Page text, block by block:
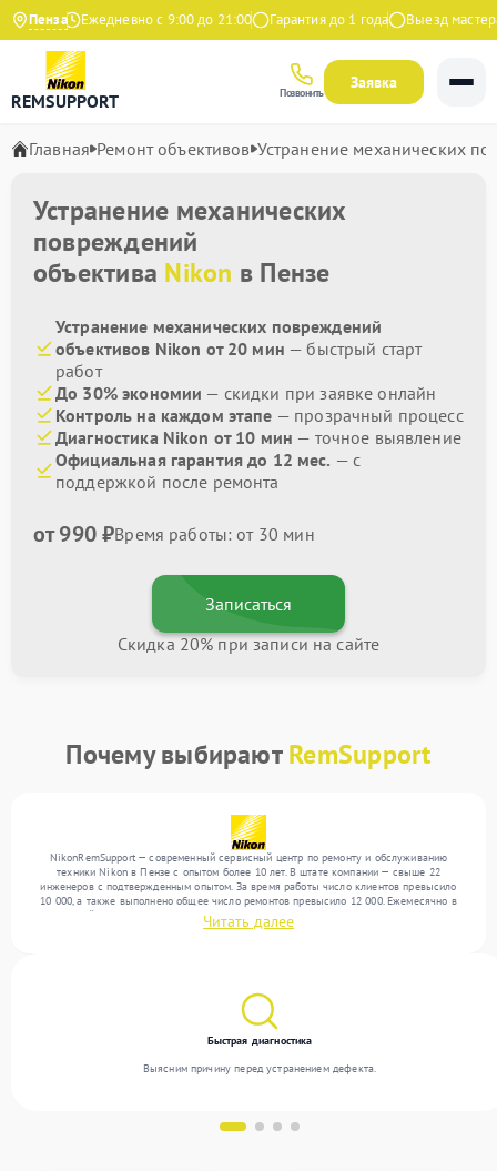
ПензаЕжедневно с 9:00 до 21:00 Гарантия до 1 года Выезд мастера
REMSUPPORT Позвонить
Заявка
Главная Ремонт объективов Устранение механических
Устранение механических
повреждений
объектива Nikon в Пензе
Устранение механических повреждений
объективов Nikon от 20 мин — быстрый старт
работ
До 30% экономии — скидки при заявке онлайн
Контроль на каждом этапе — прозрачный процесс
Диагностика Nikon от 10 мин — точное выявление
Официальная гарантия до 12 мес. — с
поддержкой после ремонта
от 990 ₽Время работы: от 30 мин
Записаться
Скидка 20% при записи на сайте
Почему выбираютRemSupport
NikonRemSupport — современный сервисный центр по ремонту и обслуживанию
техники Nikon в Пензе с опытом более 10 лет. В штате компании — свыше 22
инженеров с подтвержденным опытом. За время работы число клиентов превысило
10 000, а также выполнено общее число ремонтов превысило 12 000. Ежемесячно в
сервисный центр поступает свыше 300 единиц техники, включая , , . Мы работаем с
широким спектром неисправностей и гарантируем высокое качество обслуживания
Читать далее
Быстрая диагностика
Выясним причину перед устранением дефекта.